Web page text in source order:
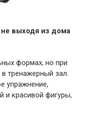
выходя из дома
формах, но при
в тренажерный зал.
упражнение,
и красивой фигуры,